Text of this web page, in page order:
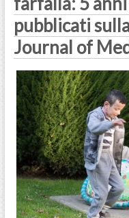
pubblicati
Journal of